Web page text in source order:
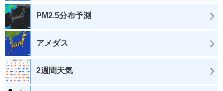
PM2.5分布予測
アメダス
2週間天気